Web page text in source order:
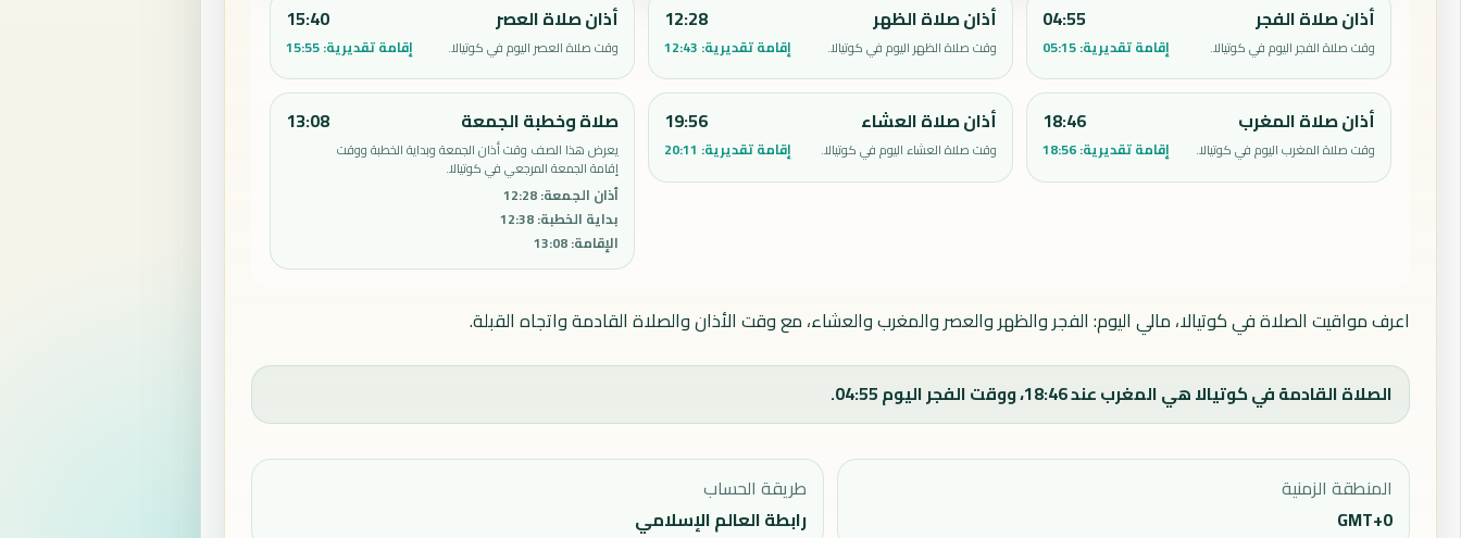
أذان صلاة الفجر
وقت صلاة الفجر اليوم في كوتيالا.
04:55
إقامة تقديرية:05:15
أذان صلاة الظهر
وقت صلاة الظهر اليوم في كوتيالا.
12:28
إقامة تقديرية: 12:43
أذان صلاة العصر
وقت صلاة العصر اليوم في كوتيالا.
15:40
إقامة تقديرية:15:55
أذان صلاة المغرب
وقت صلاة المغرب اليوم في كوتيالا.
18:46
إقامة تقديرية:18:56
أذان صلاة العشاء
وقت صلاة العشاء اليوم في كوتيالا.
19:56
إقامة تقديرية: 20:11
صلاة وخطبة الجمعة
يعرض هذا الصف وقت أذان الجمعة وبداية الخطبة ووقت
إقامة الجمعة المرجعي في كوتيالا.
أذان الجمعة:
12:28
بداية الخطبة:
12:38
الإقامة:
13:08
13:08
اعرف مواقيت الصلاة في كوتيالا، مالي اليوم: الفجر والظهر والعصر والمغرب والعشاء، مع وقت الأذان والصلاة القادمة واتجاه القبلة.
الصلاة القادمة في كوتيالا هي المغرب عند 18:46، ووقت الفجر اليوم 04:55.
المنطقة الزمنية
GMT+0
طريقة الحساب
رابطة العالم الإسلامي